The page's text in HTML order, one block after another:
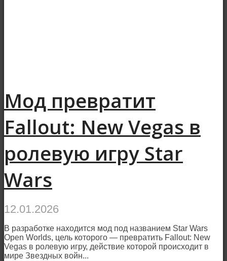
Мод превратит
Fallout: New Vegas в
ролевую игру Star
Wars
12.01.2026
В разработке находится мод под названием Star Wars
Open Worlds, цель которого — превратить Fallout: New
Vegas в ролевую игру, действие которой происходит в
мире Звездных войн...